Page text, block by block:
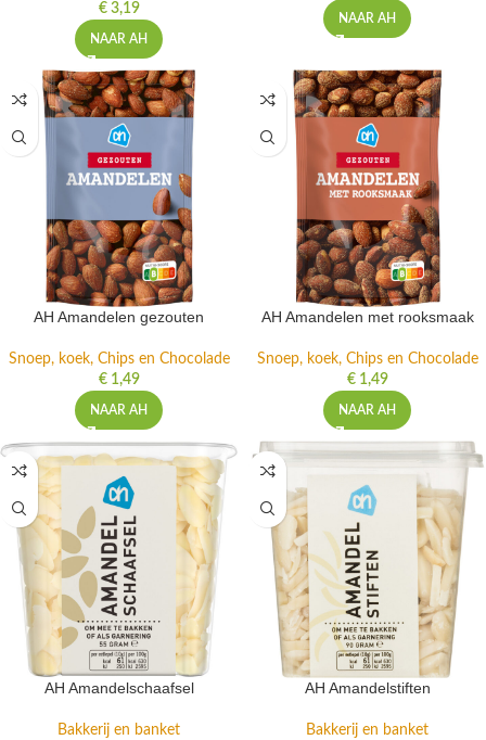
€3,19
NAAR AH
NAAR AH
AH Amandelen gezouten
Snoep, koek, Chips en Chocolade
€1,49
NAAR AH
AH Amandelen met rooksmaak
Snoep, koek, Chips en Chocolade
€1,49
NAAR AH
AH Amandelschaafsel
Bakkerij en banket
AH Amandelstiften
Bakkerij en banket